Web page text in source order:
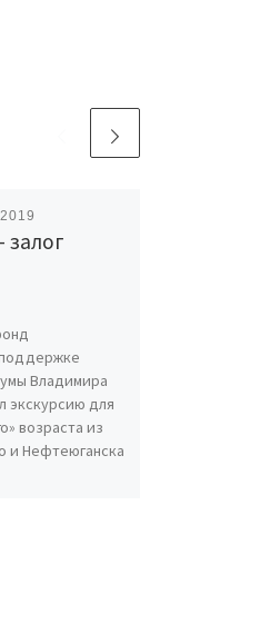
поддержке
Владимира
экскурсию для
возраста из
и Нефтеюганска